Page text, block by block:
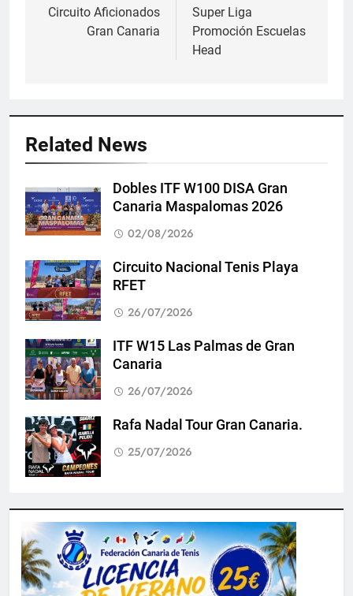
de
Circuito Aficionados
Gran Canaria
Super Liga
Promoción Escuelas
Head
Related News
Dobles ITF W100 DISA Gran
Canaria Maspalomas 2026
02/08/2026
Circuito Nacional Tenis Playa
RFET
26/07/2026
ITF W15 Las Palmas de Gran
Canaria
26/07/2026
Rafa Nadal Tour Gran Canaria.
25/07/2026